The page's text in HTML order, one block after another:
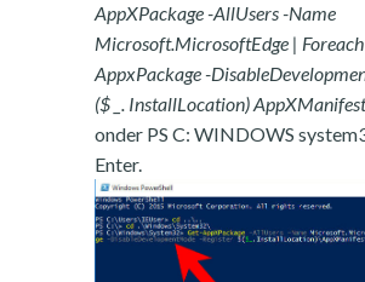
AppXPackage -AllUsers -Name
Microsoft.MicrosoftEdge |
AppxPackage -
($ _. InstallLocation)
onder PS C: WINDOWS
Enter.